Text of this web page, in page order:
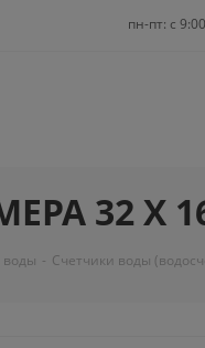
пн-пт: c
32 Х
воды - Счетчики воды